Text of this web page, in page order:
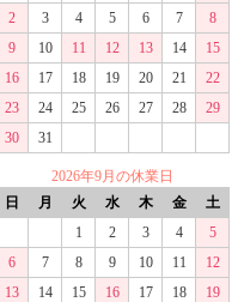
2
3 4 5 6 7
8
9
10 11 12 13 14
15
16
17 18 19 20 21
22
23
24 25 26 27 28
29
30
31
2026年9月の休業日
日
月 火 水 木 金
土
1
2 3 4
5
6
7 8 9 10 11
12
13
14 15 16 17 18
19